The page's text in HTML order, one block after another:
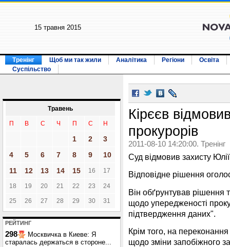
15 травня 2015
Тренінг Щоб ми так жили Аналітика Регіони
Освіта
Суспільство
Травень
П В С Ч П С Н
1 2
3
4
5 6 7 8 9
10
11
12 13 14 15 16 17
18 19 20 21 22 23 24
25 26 27 28 29 30 31
РЕЙТИНГ
298
Москвичка в Киеве: Я
старалась держаться в стороне...
Кірєєв
прокурорів
2011-08-10 14:20:00. Тренінг
Суд відмовив захисту
Відповідне рішення
Він обґрунтував
щодо упередженості
підтвердження даних".
Крім того, на
щодо зміни запобіжного